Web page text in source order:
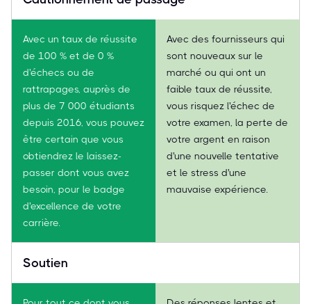
Avec un taux de réussite
de 100 % et de 0 %
d'échecs ou de
rattrapages, auprès de
plus de 7 000 étudiants
depuis 2016, vous pouvez
être certain que vous
obtiendrez le laissez-
passer dont vous avez
besoin, pour le badge
d'excellence de votre
carrière.
Avec des fournisseurs qui
sont nouveaux sur le
marché ou qui ont un
faible taux de réussite,
vous risquez l'échec de
votre examen, la perte de
votre argent en raison
d'une nouvelle tentative
et le stress d'une
mauvaise expérience.
Soutien